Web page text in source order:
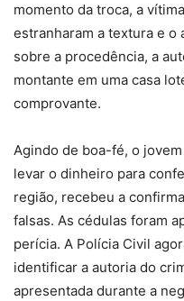
momento da troca, a
estranharam a textura e o
sobre a procedência, a
montante em uma casa
comprovante.
Agindo de boa-fé, o
levar o dinheiro para
região, recebeu a
falsas. As cédulas foram
perícia. A Polícia Civil
identificar a autoria do
apresentada durante a